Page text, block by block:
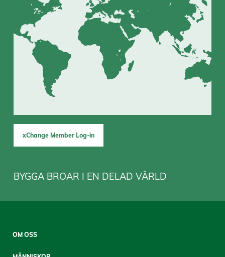
xChange Member Log-in
BYGGA BROAR I EN DELAD VÄRLD
Sitemap
Mobile
OM OSS